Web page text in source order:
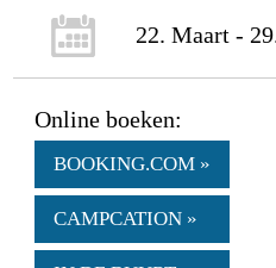
22. Maart -
Online boeken:
BOOKING.COM »
CAMPCATION »